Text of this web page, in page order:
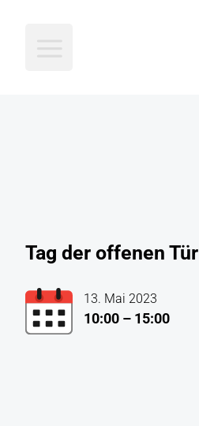
Tag der offenen Tür
13. Mai 2023
10:00 – 15:00